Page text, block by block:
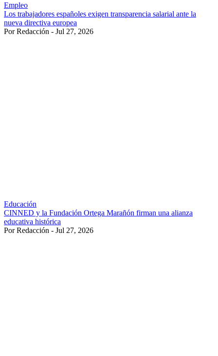
Empleo
Los trabajadores españoles exigen transparencia salarial ante la
nueva directiva europea
Por Redacción - Jul 27, 2026
Educación
CINNED y la Fundación Ortega Marañón firman una alianza
educativa histórica
Por Redacción - Jul 27, 2026